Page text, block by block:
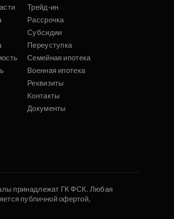
Трейд-ин
Рассрочка
Субсидии
Переуступка
Семейная ипотека
Военная ипотека
Реквизиты
Контакты
Документы
принадлежат ГК ФСК. Любая
публичной офертой,